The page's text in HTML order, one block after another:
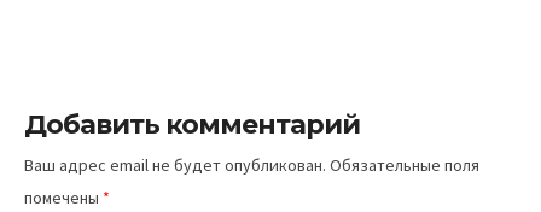
Добавить комментарий
Ваш адрес email не будет опубликован. Обязательные поля
помечены *